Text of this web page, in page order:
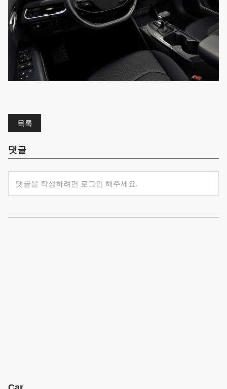
목록
댓글
댓글을 작성하려면 로그인 해주세요.